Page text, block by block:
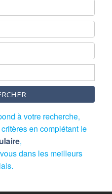
à votre recherche,
en complétant le
,
dans les meilleurs